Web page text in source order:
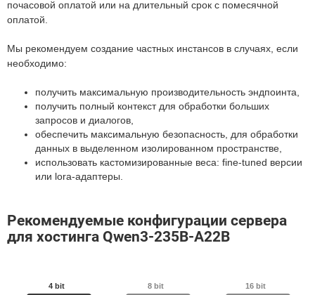
почасовой оплатой или на длительный срок с помесячной
оплатой.
Мы рекомендуем создание частных инстансов в случаях, если
необходимо:
получить максимальную производительность эндпоинта,
получить полный контекст для обработки больших
запросов и диалогов,
обеспечить максимальную безопасность, для обработки
данных в выделенном изолированном пространстве,
использовать кастомизированные веса: fine-tuned версии
или lora-адаптеры.
Рекомендуемые конфигурации сервера
для хостинга Qwen3-235B-A22B
4 bit 8 bit 16 bit